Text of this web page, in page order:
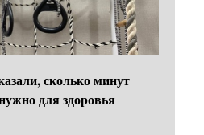
сколько минут
для здоровья